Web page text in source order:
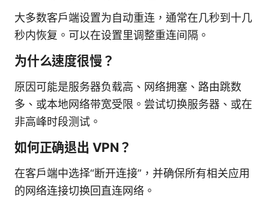
大多数客户端设置为自动重连，通常在几秒到十几
秒内恢复。可以在设置里调整重连间隔。
为什么速度很慢？
原因可能是服务器负载高、网络拥塞、路由跳数
多、或本地网络带宽受限。尝试切换服务器、或在
非高峰时段测试。
如何正确退出 VPN？
在客户端中选择“断开连接”，并确保所有相关应用
的网络连接切换回直连网络。